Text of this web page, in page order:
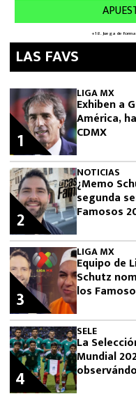
LAS FAVS
LIGA MX
Exhiben a
América,
CDMX
1
NOTICIAS
¿Memo
segunda
Famosos
2
LIGA MX
Equipo de
Schutz
los
3
SELE
La
Mundial
4